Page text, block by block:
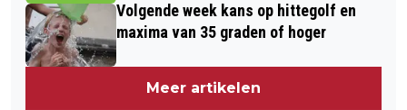
Volgende week kans op hittegolf en
maxima van 35 graden of hoger
Meer artikelen